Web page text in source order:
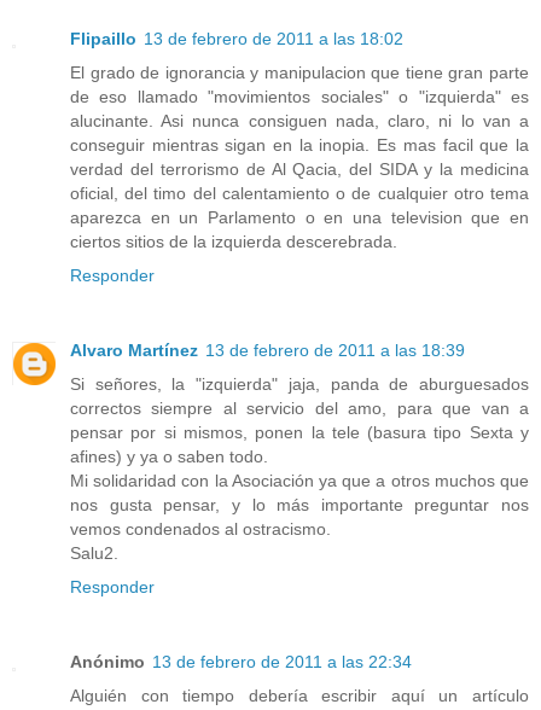
Flipaillo 13 de febrero de 2011 a las 18:02
El grado de ignorancia y manipulacion que tiene gran parte
de eso llamado "movimientos sociales" o "izquierda" es
alucinante. Asi nunca consiguen nada, claro, ni lo van a
conseguir mientras sigan en la inopia. Es mas facil que la
verdad del terrorismo de Al Qacia, del SIDA y la medicina
oficial, del timo del calentamiento o de cualquier otro tema
aparezca en un Parlamento o en una television que en
ciertos sitios de la izquierda descerebrada.
Responder
Alvaro Martínez 13 de febrero de 2011 a las 18:39
Si señores, la "izquierda" jaja, panda de aburguesados
correctos siempre al servicio del amo, para que van a
pensar por si mismos, ponen la tele (basura tipo Sexta y
afines) y ya o saben todo.
Mi solidaridad con la Asociación ya que a otros muchos que
nos gusta pensar, y lo más importante preguntar nos
vemos condenados al ostracismo.
Salu2.
Responder
Anónimo 13 de febrero de 2011 a las 22:34
Alguién con tiempo debería escribir aquí un artículo